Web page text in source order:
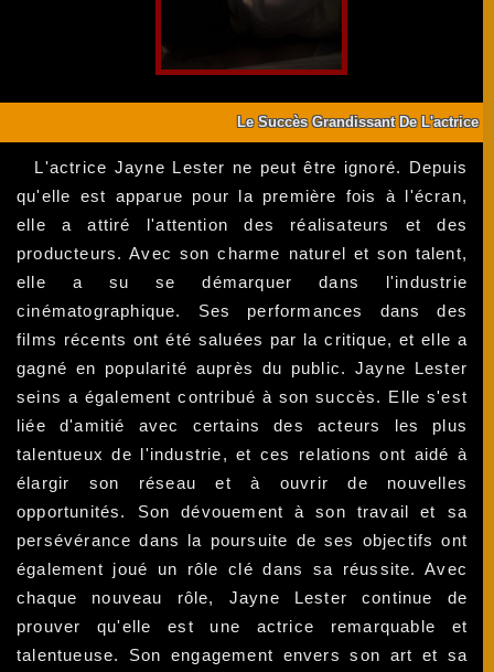
Le Succès Grandissant De L'actrice
L'actrice Jayne Lester ne peut être ignoré. Depuis
qu'elle est apparue pour la première fois à l'écran,
elle a attiré l'attention des réalisateurs et des
producteurs. Avec son charme naturel et son talent,
elle a su se démarquer dans l'industrie
cinématographique. Ses performances dans des
films récents ont été saluées par la critique, et elle a
gagné en popularité auprès du public. Jayne Lester
seins a également contribué à son succès. Elle s'est
liée d'amitié avec certains des acteurs les plus
talentueux de l'industrie, et ces relations ont aidé à
élargir son réseau et à ouvrir de nouvelles
opportunités. Son dévouement à son travail et sa
persévérance dans la poursuite de ses objectifs ont
également joué un rôle clé dans sa réussite. Avec
chaque nouveau rôle, Jayne Lester continue de
prouver qu'elle est une actrice remarquable et
talentueuse. Son engagement envers son art et sa